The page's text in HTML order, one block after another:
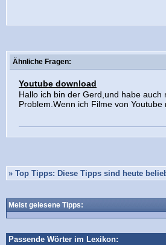
Ähnliche Fragen:
Youtube download
Hallo ich bin der Gerd,und habe auch
Problem.Wenn ich Filme von Youtube
» Top Tipps: Diese Tipps sind heute
Meist gelesene Tipps:
Passende Wörter im Lexikon: